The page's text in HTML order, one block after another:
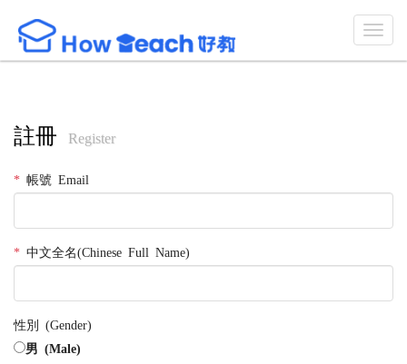
註冊 Register
* 帳號 Email
* 中文全名(Chinese Full Name)
性別 (Gender)
男 (Male)